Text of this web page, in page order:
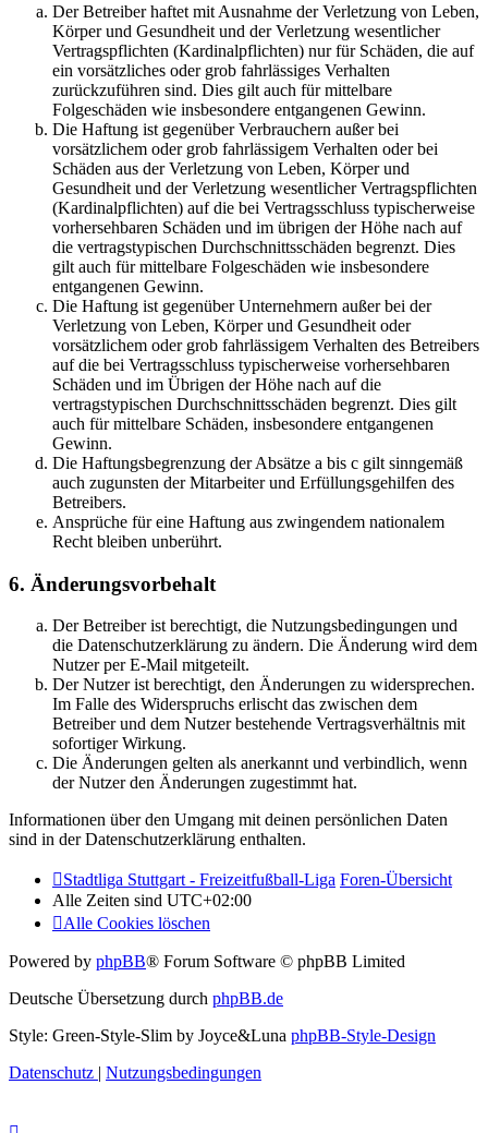
Der Betreiber haftet mit Ausnahme der Verletzung von Leben,
Körper und Gesundheit und der Verletzung wesentlicher
Vertragspflichten (Kardinalpflichten) nur für Schäden, die auf
ein vorsätzliches oder grob fahrlässiges Verhalten
zurückzuführen sind. Dies gilt auch für mittelbare
Folgeschäden wie insbesondere entgangenen Gewinn.
Die Haftung ist gegenüber Verbrauchern außer bei
vorsätzlichem oder grob fahrlässigem Verhalten oder bei
Schäden aus der Verletzung von Leben, Körper und
Gesundheit und der Verletzung wesentlicher Vertragspflichten
(Kardinalpflichten) auf die bei Vertragsschluss typischerweise
vorhersehbaren Schäden und im übrigen der Höhe nach auf
die vertragstypischen Durchschnittsschäden begrenzt. Dies
gilt auch für mittelbare Folgeschäden wie insbesondere
entgangenen Gewinn.
Die Haftung ist gegenüber Unternehmern außer bei der
Verletzung von Leben, Körper und Gesundheit oder
vorsätzlichem oder grob fahrlässigem Verhalten des Betreibers
auf die bei Vertragsschluss typischerweise vorhersehbaren
Schäden und im Übrigen der Höhe nach auf die
vertragstypischen Durchschnittsschäden begrenzt. Dies gilt
auch für mittelbare Schäden, insbesondere entgangenen
Gewinn.
Die Haftungsbegrenzung der Absätze a bis c gilt sinngemäß
auch zugunsten der Mitarbeiter und Erfüllungsgehilfen des
Betreibers.
Ansprüche für eine Haftung aus zwingendem nationalem
Recht bleiben unberührt.
6. Änderungsvorbehalt
Der Betreiber ist berechtigt, die Nutzungsbedingungen und
die Datenschutzerklärung zu ändern. Die Änderung wird dem
Nutzer per E-Mail mitgeteilt.
Der Nutzer ist berechtigt, den Änderungen zu widersprechen.
Im Falle des Widerspruchs erlischt das zwischen dem
Betreiber und dem Nutzer bestehende Vertragsverhältnis mit
sofortiger Wirkung.
Die Änderungen gelten als anerkannt und verbindlich, wenn
der Nutzer den Änderungen zugestimmt hat.
Informationen über den Umgang mit deinen persönlichen Daten
sind in der Datenschutzerklärung enthalten.
Stadtliga Stuttgart - Freizeitfußball-Liga Foren-Übersicht
Alle Zeiten sind UTC+02:00
Alle Cookies löschen
Powered by phpBB® Forum Software © phpBB Limited
Deutsche Übersetzung durch phpBB.de
Style: Green-Style-Slim by Joyce&Luna phpBB-Style-Design
Datenschutz | Nutzungsbedingungen